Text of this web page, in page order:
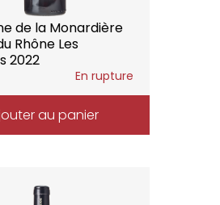
de la Monardière
Rhône Les
2022
En rupture
au panier